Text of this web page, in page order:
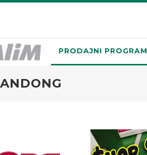
PRODAJNI PROGRAM